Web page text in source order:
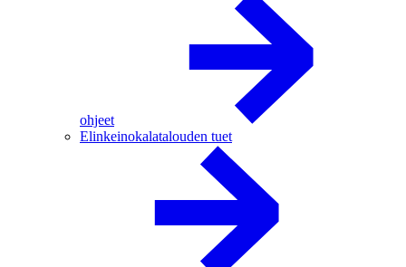
ohjeet
Elinkeinokalatalouden tuet